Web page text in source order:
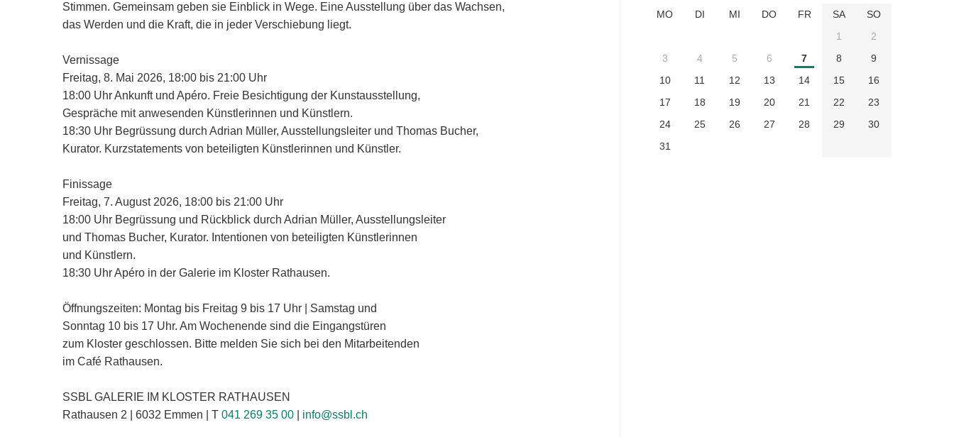
Stimmen. Gemeinsam geben sie Einblick in Wege. Eine Ausstellung über das Wachsen,
das Werden und die Kraft, die in jeder Verschiebung liegt.
Vernissage
Freitag, 8. Mai 2026, 18:00 bis 21:00 Uhr
18:00 Uhr Ankunft und Apéro. Freie Besichtigung der Kunstausstellung,
Gespräche mit anwesenden Künstlerinnen und Künstlern.
18:30 Uhr Begrüssung durch Adrian Müller, Ausstellungsleiter und Thomas Bucher,
Kurator. Kurzstatements von beteiligten Künstlerinnen und Künstler.
Finissage
Freitag, 7. August 2026, 18:00 bis 21:00 Uhr
18:00 Uhr Begrüssung und Rückblick durch Adrian Müller, Ausstellungsleiter
und Thomas Bucher, Kurator. Intentionen von beteiligten Künstlerinnen
und Künstlern.
18:30 Uhr Apéro in der Galerie im Kloster Rathausen.
Öffnungszeiten: Montag bis Freitag 9 bis 17 Uhr | Samstag und
Sonntag 10 bis 17 Uhr. Am Wochenende sind die Eingangstüren
zum Kloster geschlossen. Bitte melden Sie sich bei den Mitarbeitenden
im Café Rathausen.
SSBL GALERIE IM KLOSTER RATHAUSEN
Rathausen 2 | 6032 Emmen | T 041 269 35 00 info@ssbl.ch
MO DI MI DO FR SA
SO
1
2
3
4 5 6 7 8
9
10
11 12 13 14 15
16
17
18 19 20 21 22
23
24
25 26 27 28 29
30
31